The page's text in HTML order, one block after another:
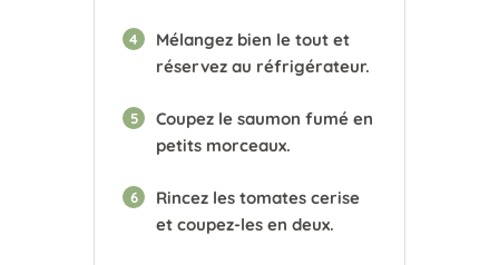
4
Mélangez bien le tout et
réservez au réfrigérateur.
5
Coupez le saumon fumé en
petits morceaux.
6
Rincez les tomates cerise
et coupez-les en deux.